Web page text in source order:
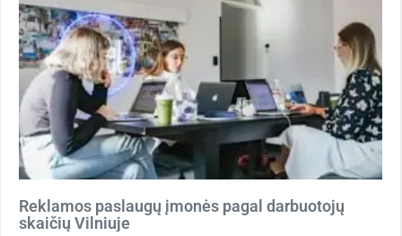
Reklamos paslaugų įmonės pagal darbuotojų
skaičių Vilniuje